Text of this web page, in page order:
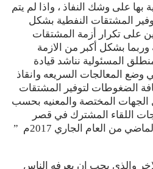
بها على وشك النفاذ ، واذا لم يتم
المشتقات النفطية بشكل
على تكرار أزمة المشتقات
بشكل أكبر من الازمة
المسئولية نناشد قيادة
وضع المعالجات السريعه وانقاذ
الضغوطات لتوفير المشتقات
الجهات المختصة والمعنيه بحسب
اللقاء المشترك في قصر
معاشيق خلال شهر فبراير الماضي من العام الجاري 2017م ”
والذي يجب ان يعرفه الناس